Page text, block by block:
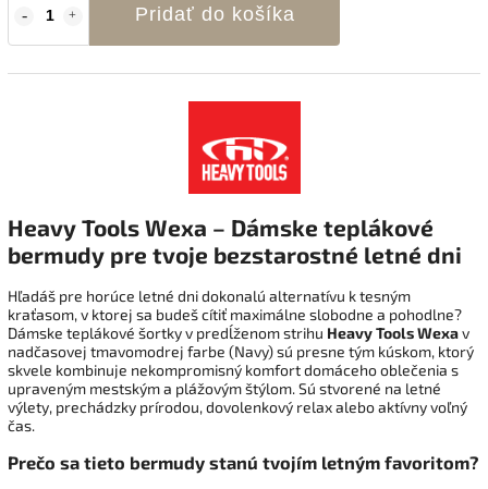
Pridať do košíka
Heavy Tools Wexa – Dámske teplákové
bermudy pre tvoje bezstarostné letné dni
Hľadáš pre horúce letné dni dokonalú alternatívu k tesným
kraťasom, v ktorej sa budeš cítiť maximálne slobodne a pohodlne?
Dámske teplákové šortky v predĺženom strihu Heavy Tools Wexav
nadčasovej tmavomodrej farbe (Navy) sú presne tým kúskom, ktorý
skvele kombinuje nekompromisný komfort domáceho oblečenia s
upraveným mestským a plážovým štýlom. Sú stvorené na letné
výlety, prechádzky prírodou, dovolenkový relax alebo aktívny voľný
čas.
Prečo sa tieto bermudy stanú tvojím letným favoritom?